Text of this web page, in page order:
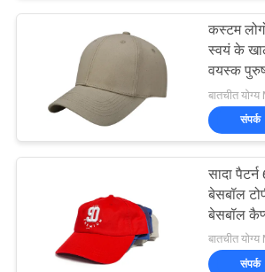
कस्टम
स्वयं के
वयस्क पुरुष
काले 6
ट्रक
बातचीत
संपर्क
सादा
बेसबॉल
बेसबॉल
बातचीत
संपर्क